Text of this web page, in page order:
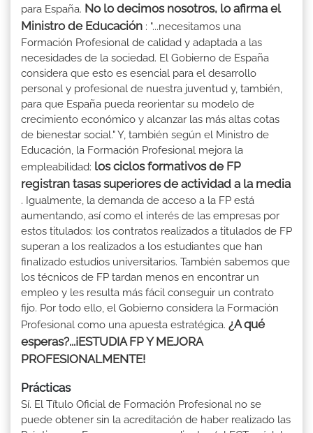
para España. No lo decimos nosotros, lo afirma el
Ministro de Educación : "...necesitamos una
Formación Profesional de calidad y adaptada a las
necesidades de la sociedad. El Gobierno de España
considera que esto es esencial para el desarrollo
personal y profesional de nuestra juventud y, también,
para que España pueda reorientar su modelo de
crecimiento económico y alcanzar las más altas cotas
de bienestar social." Y, también según el Ministro de
Educación, la Formación Profesional mejora la
empleabilidad: los ciclos formativos de FP
registran tasas superiores de actividad a la media
. Igualmente, la demanda de acceso a la FP está
aumentando, así como el interés de las empresas por
estos titulados: los contratos realizados a titulados de FP
superan a los realizados a los estudiantes que han
finalizado estudios universitarios. También sabemos que
los técnicos de FP tardan menos en encontrar un
empleo y les resulta más fácil conseguir un contrato
fijo. Por todo ello, el Gobierno considera la Formación
Profesional como una apuesta estratégica. ¿A qué
esperas?...¡ESTUDIA FP Y MEJORA
PROFESIONALMENTE!
Prácticas
Sí. El Título Oficial de Formación Profesional no se
puede obtener sin la acreditación de haber realizado las